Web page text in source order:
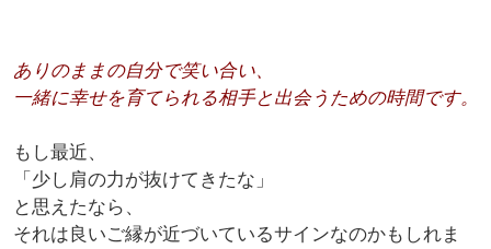
ありのままの自分で笑い合い、
一緒に幸せを育てられる相手と出会うための時間です。
もし最近、
「少し肩の力が抜けてきたな」
と思えたなら、
それは良いご縁が近づいているサインなのかもしれま